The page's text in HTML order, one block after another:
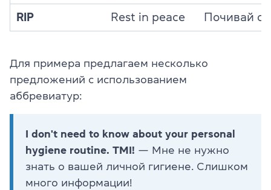
RIP Rest in peace Почивай с
Для примера предлагаем несколько
предложений с использованием
аббревиатур:
I don't need to know about your personal
hygiene routine. TMI! — Мне не нужно
знать о вашей личной гигиене. Слишком
много информации!